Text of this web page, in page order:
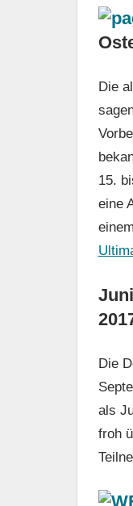
Die
15.
eine
Die
als
froh